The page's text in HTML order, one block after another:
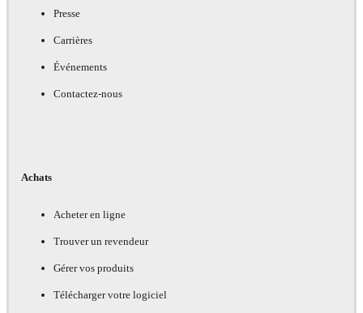
Presse
Carrières
Événements
Contactez-nous
Achats
Acheter en ligne
Trouver un revendeur
Gérer vos produits
Télécharger votre logiciel